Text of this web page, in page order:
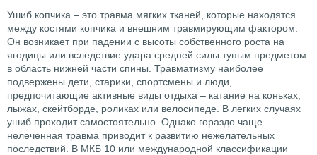
Ушиб копчика – это травма мягких тканей, которые находятся
между костями копчика и внешним травмирующим фактором.
Он возникает при падении с высоты собственного роста на
ягодицы или вследствие удара средней силы тупым предметом
в область нижней части спины. Травматизму наиболее
подвержены дети, старики, спортсмены и люди,
предпочитающие активные виды отдыха – катание на коньках,
лыжах, скейтборде, роликах или велосипеде. В легких случаях
ушиб проходит самостоятельно. Однако гораздо чаще
нелеченная травма приводит к развитию нежелательных
последствий. В МКБ 10 или международной классификации